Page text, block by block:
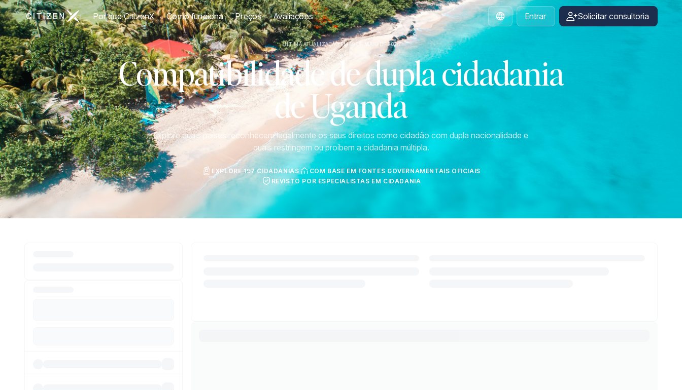
Ir para a página inicial da CitizenX
Por que CitizenX Como funciona Preços Avaliações
Portuguese
Entrar Solicitar consultoria
ÚLTIMA ATUALIZAÇÃO EM 19 DE MAIO DE 2026
Compatibilidade de dupla cidadania
de Uganda
Explore quais países reconhecem legalmente os seus direitos como cidadão com dupla nacionalidade e
quais restringem ou proíbem a cidadania múltipla.
EXPLORE 197 CIDADANIAS
COM BASE EM FONTES GOVERNAMENTAIS OFICIAIS
REVISTO POR ESPECIALISTAS EM CIDADANIA